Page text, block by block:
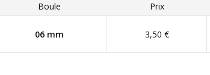
Boule Prix
06 mm 3,50 €